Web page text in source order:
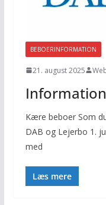
BEBOERINFORMATION
21. august 2025
Kære beboer Som
DAB og Lejerbo 1.
med
Læs mere